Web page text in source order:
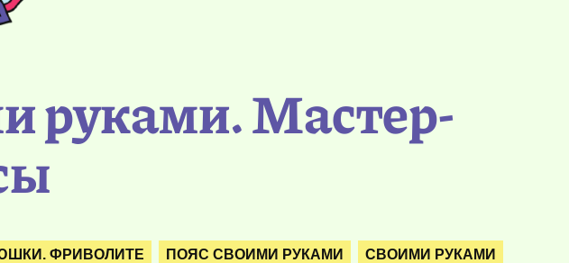
руками. Мастер-
ФРИВОЛИТЕ ПОЯС СВОИМИ РУКАМИ СВОИМИ РУКАМИ